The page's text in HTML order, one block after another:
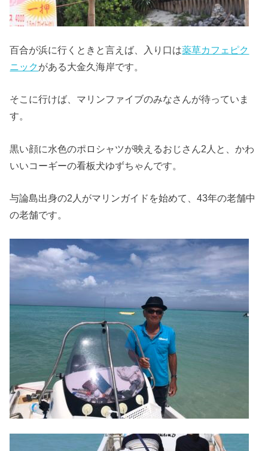
百合が浜に行くときと言えば、入り口は薬草カフェピク
ニックがある大金久海岸です。
そこに行けば、マリンファイブのみなさんが待っていま
す。
黒い顔に水色のポロシャツが映えるおじさん2人と、かわ
いいコーギーの看板犬ゆずちゃんです。
与論島出身の2人がマリンガイドを始めて、43年の老舗中
の老舗です。